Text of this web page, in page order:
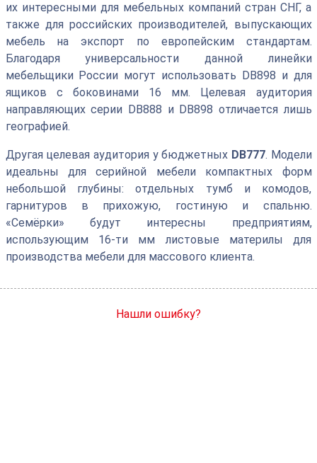
их интересными для мебельных компаний стран СНГ, а
также для российских производителей, выпускающих
мебель на экспорт по европейским стандартам.
Благодаря универсальности данной линейки
мебельщики России могут использовать DB898 и для
ящиков с боковинами 16 мм. Целевая аудитория
направляющих серии DB888 и DB898 отличается лишь
географией.
Другая целевая аудитория у бюджетных DB777. Модели
идеальны для серийной мебели компактных форм
небольшой глубины: отдельных тумб и комодов,
гарнитуров в прихожую, гостиную и спальню.
«Семёрки» будут интересны предприятиям,
использующим 16-ти мм листовые материлы для
производства мебели для массового клиента.
Нашли ошибку?